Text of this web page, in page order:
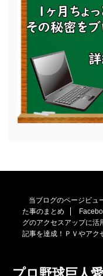
当ブログのページビュ
た事のまとめ
グのアクセスアップに活
記事を達成！ＰＶやアク